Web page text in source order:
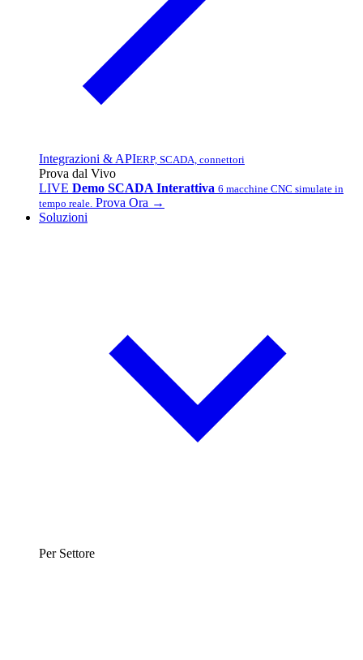
Integrazioni & APIERP, SCADA, connettori
Prova dal Vivo
LIVE Demo SCADA Interattiva 6 macchine CNC simulate in
tempo reale. Prova Ora →
Soluzioni
Per Settore